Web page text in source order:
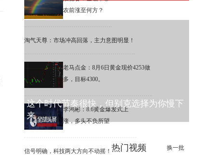
农前涨至何方？
淘气天尊：市场冲高回落，主力意图明显！
老马点金：8月6日黄金现价4253做
多，目标4300。
李鸿彬：8.6黄金爆发式上
涨，多头不负所望
信号明确，科技两大方向不动摇！ 热门视频 换一批
这个时代节奏很快，但别克选择为你慢下
来